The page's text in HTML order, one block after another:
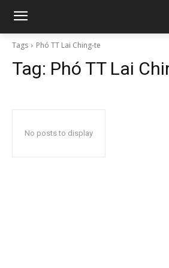
Tags Phó TT Lai Ching-te
Tag: Phó TT Lai
No posts to display